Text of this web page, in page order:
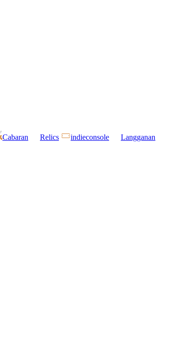
Cabaran Relics indieconsole Langganan